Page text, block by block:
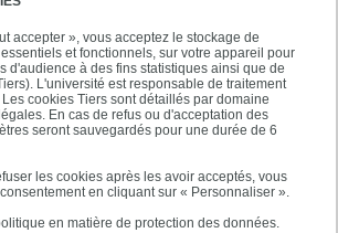
accepter », vous acceptez le stockage de
et fonctionnels, sur votre appareil pour
d'audience à des fins statistiques ainsi que de
L'université est responsable de traitement
cookies Tiers sont détaillés par domaine
En cas de refus ou d'acceptation des
seront sauvegardés pour une durée de 6
les cookies après les avoir acceptés, vous
en cliquant sur « Personnaliser ».
en matière de protection des données.